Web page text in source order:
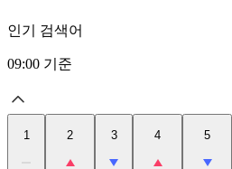
인기 검색어
09:00 기준
1 2 3 4 5